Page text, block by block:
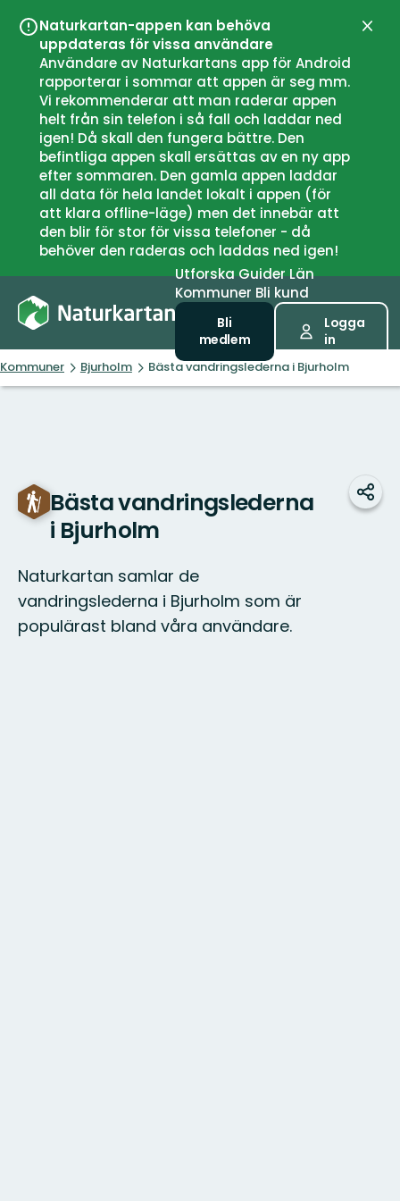
Naturkartan-appen kan behöva
uppdateras för vissa användare
Användare av Naturkartans app för Android
rapporterar i sommar att appen är seg mm.
Vi rekommenderar att man raderar appen
helt från sin telefon i så fall och laddar ned
igen! Då skall den fungera bättre. Den
befintliga appen skall ersättas av en ny app
efter sommaren. Den gamla appen laddar
all data för hela landet lokalt i appen (för
att klara offline-läge) men det innebär att
den blir för stor för vissa telefoner - då
behöver den raderas och laddas ned igen!
UtforskaGuiderLän
Kommuner Bli kund
Bli
medlem
Logga
in
Kommuner Bjurholm Bästa vandringslederna i Bjurholm
Bästa vandringslederna
i Bjurholm
Naturkartan samlar de
vandringslederna i Bjurholm som är
populärast bland våra användare.
Dela